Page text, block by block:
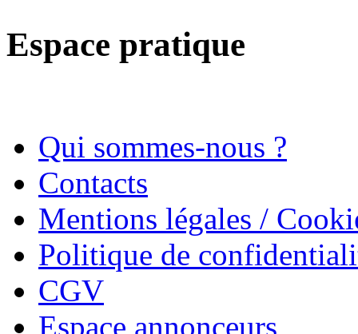
Espace pratique
Qui sommes-nous ?
Contacts
Mentions légales /
Politique de
CGV
Espace annonceurs